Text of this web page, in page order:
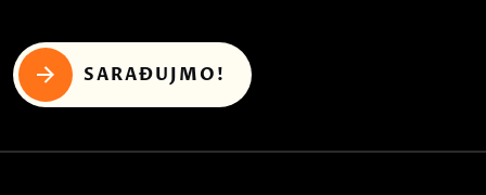
SARAĐUJMO!